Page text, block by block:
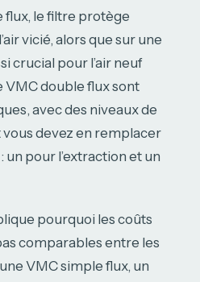
flux, le filtre protège
vicié, alors que sur une
crucial pour l’air neuf
VMC double flux sont
avec des niveaux de
vous devez en remplacer
pour l’extraction et un
pourquoi les coûts
comparables entre les
VMC simple flux, un